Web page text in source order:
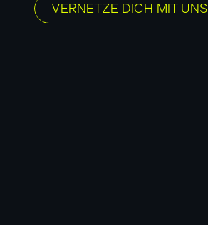
VERNETZE DICH MIT UNS